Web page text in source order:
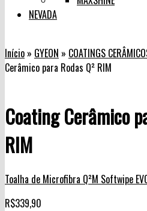
NEVADA
Início » GYEON » COATINGS
Cerâmico para Rodas Q² RIM
Coating Cerâmico
RIM
Toalha de Microfibra Q²M Softwipe
R$339,90